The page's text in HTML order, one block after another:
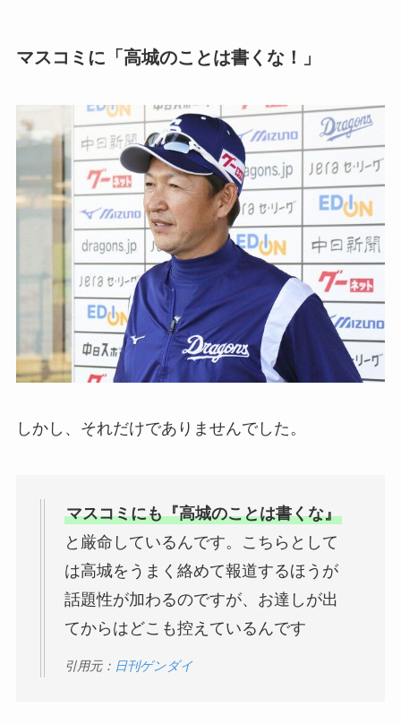
マスコミに「高城のことは書くな！」
しかし、それだけでありませんでした。
マスコミにも『高城のことは書くな』
と厳命しているんです。こちらとして
は高城をうまく絡めて報道するほうが
話題性が加わるのですが、お達しが出
てからはどこも控えているんです
引用元： 日刊ゲンダイ